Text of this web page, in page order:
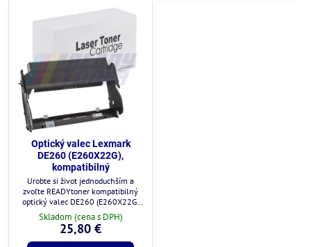
Optický valec Lexmark
DE260 (E260X22G),
kompatibilný
Urobte si život jednoduchším a
zvoľte READYtoner kompatibilný
optický valec DE260 (E260X22G)
pre tlačiarne Lexmark, aby ste
dosiahli vynikajúcu kvalitu tlače za
rozumnú cenu.
Skladom (cena s DPH)
25,80 €